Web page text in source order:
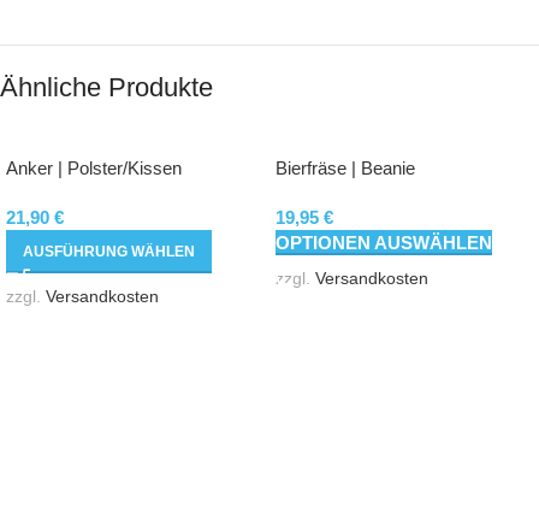
Ähnliche Produkte
Anker | Polster/Kissen
21,90 €
AUSFÜHRUNG WÄHLEN
zzgl. Versandkosten
Bierfräse | Beanie
19,95 €
OPTIONEN AUSWÄHLEN
zzgl. Versandkosten